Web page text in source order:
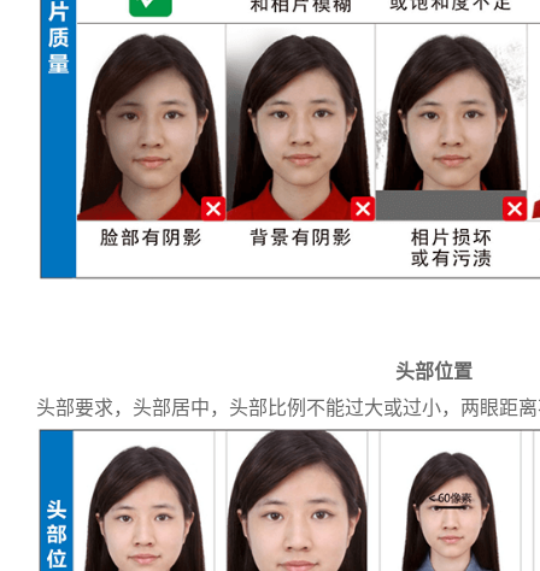
头部位置
头部要求，头部居中，头部比例不能过大或过小，两眼距